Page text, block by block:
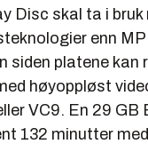
Disc skal ta i
enn
siden platene kan
høyoppløst
VC9. En 29 GB
132 minutter